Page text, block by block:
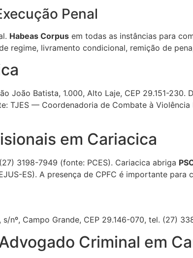
Penal
Habeas Corpus em todas as instâncias para
regime, livramento condicional, remição de
João Batista, 1.000, Alto Laje, CEP 29.151-230.
TJES — Coordenadoria de Combate à Violência
em Cariacica
3198-7949 (fonte: PCES). Cariacica abriga
ES). A presença de CPFC é importante para
s/nº, Campo Grande, CEP 29.146-070, tel. (27)
Criminal em